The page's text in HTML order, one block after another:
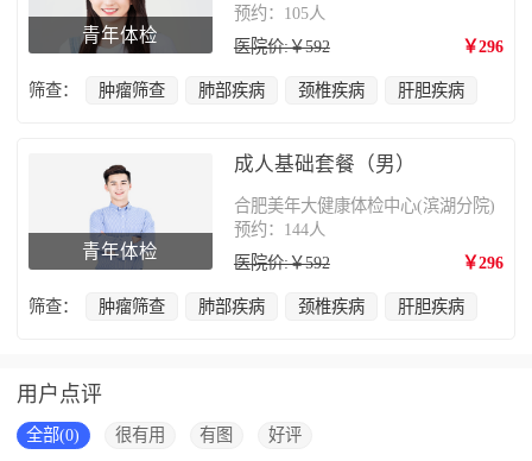
青年体检
预约：105人
医院价:￥592
￥296
筛查： 肿瘤筛查 肺部疾病 颈椎疾病 肝胆疾病
青年体检
成人基础套餐（男）
合肥美年大健康体检中心(滨湖分院)
预约：144人
医院价:￥592
￥296
筛查： 肿瘤筛查 肺部疾病 颈椎疾病 肝胆疾病
用户点评
全部(0) 很有用 有图 好评